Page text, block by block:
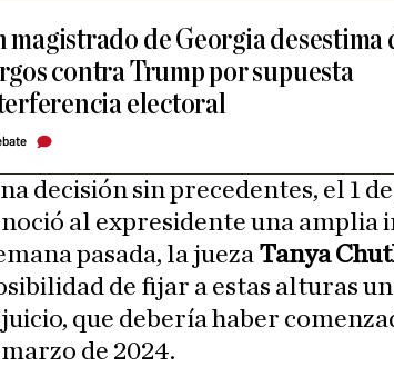
magistrado de Georgia desestima
contra Trump por supuesta
electoral
decisión sin precedentes, el 1
al expresidente una amplia
pasada, la jueza Tanya
de fijar a estas alturas
que debería haber
de 2024.